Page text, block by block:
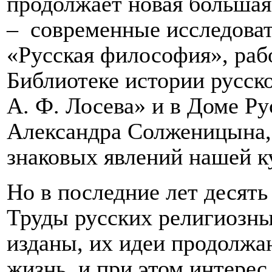
– современные
«Русская философия»,
Библиотеке истории
А. Ф. Лосева» и в Доме
Александра
знаковых явлений нашей
Но в последние лет
Труды русских
изданы, их идеи